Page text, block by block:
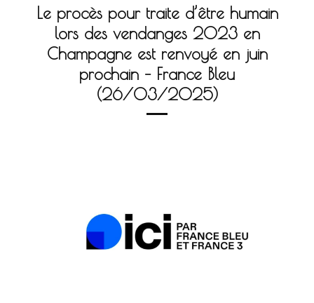
Le procès pour traite d’être humain
lors des vendanges 2023 en
Champagne est renvoyé en juin
prochain – France Bleu
(26/03/2025)